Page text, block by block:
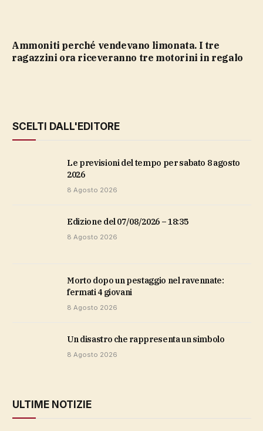
Ammoniti perché vendevano limonata. I tre
ragazzini ora riceveranno tre motorini in regalo
SCELTI DALL'EDITORE
Le previsioni del tempo per sabato 8 agosto
2026
8 Agosto 2026
Edizione del 07/08/2026 – 18:35
8 Agosto 2026
Morto dopo un pestaggio nel ravennate:
fermati 4 giovani
8 Agosto 2026
Un disastro che rappresenta un simbolo
8 Agosto 2026
ULTIME NOTIZIE